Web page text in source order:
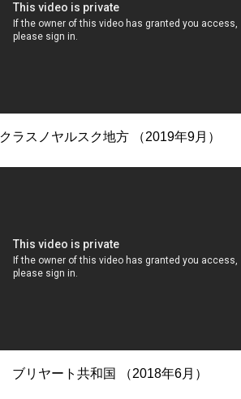
クラスノヤルスク地方 （2019年9月）
ブリヤート共和国 （2018年6月）